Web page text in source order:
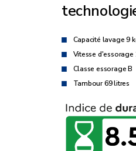
Capacité lavage 9
Vitesse d'essorage
Classe essorage B
Tambour 69 litres